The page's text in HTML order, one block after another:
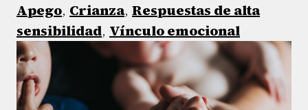
Apego, Crianza, Respuestas de alta
sensibilidad, Vínculo emocional